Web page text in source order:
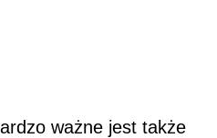
ważne jest także